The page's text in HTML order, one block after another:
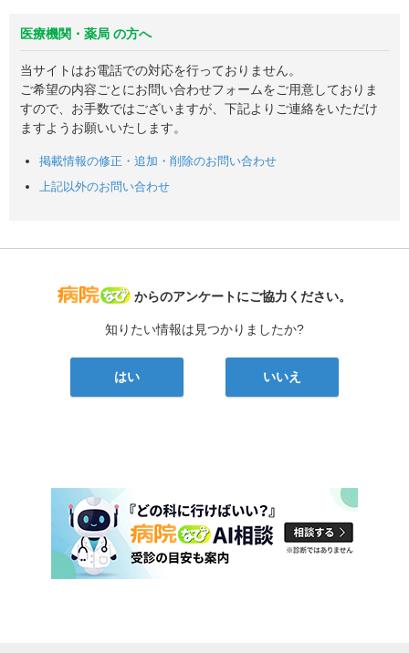
医療機関・薬局 の方へ
当サイトはお電話での対応を行っておりません。
ご希望の内容ごとにお問い合わせフォームをご用意しておりま
すので、お手数ではございますが、下記よりご連絡をいただけ
ますようお願いいたします。
掲載情報の修正・追加・削除のお問い合わせ
上記以外のお問い合わせ
病院なび
からのアンケートにご協力ください。
知りたい情報は見つかりましたか?
はい いいえ